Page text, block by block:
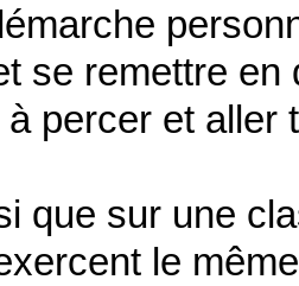
se remettre
percer et aller
que sur une
le